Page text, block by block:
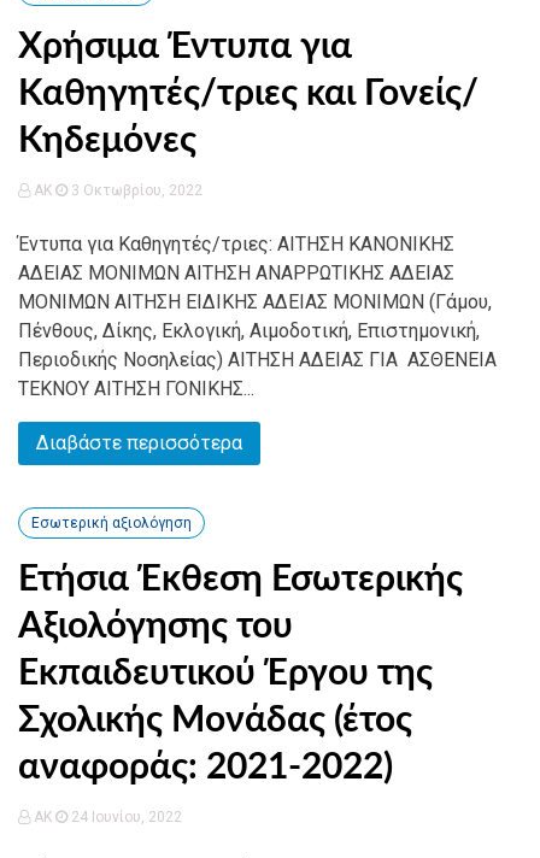
Χρήσιμα Έντυπα για
Καθηγητές/τριες και Γονείς/
Κηδεμόνες
AK 3 Οκτωβρίου, 2022
Έντυπα για Καθηγητές/τριες: ΑΙΤΗΣΗ ΚΑΝΟΝΙΚΗΣ
ΑΔΕΙΑΣ ΜΟΝΙΜΩΝ ΑΙΤΗΣΗ ΑΝΑΡΡΩΤΙΚΗΣ ΑΔΕΙΑΣ
ΜΟΝΙΜΩΝ ΑΙΤΗΣΗ ΕΙΔΙΚΗΣ ΑΔΕΙΑΣ ΜΟΝΙΜΩΝ (Γάμου,
Πένθους, Δίκης, Εκλογική, Αιμοδοτική, Επιστημονική,
Περιοδικής Νοσηλείας) ΑΙΤΗΣΗ ΑΔΕΙΑΣ ΓΙΑ ΑΣΘΕΝΕΙΑ
ΤΕΚΝΟΥ ΑΙΤΗΣΗ ΓΟΝΙΚΗΣ...
Διαβάστε περισσότερα
Εσωτερική αξιολόγηση
Ετήσια Έκθεση Εσωτερικής
Αξιολόγησης του
Εκπαιδευτικού Έργου της
Σχολικής Μονάδας (έτος
αναφοράς: 2021-2022)
AK 24 Ιουνίου, 2022